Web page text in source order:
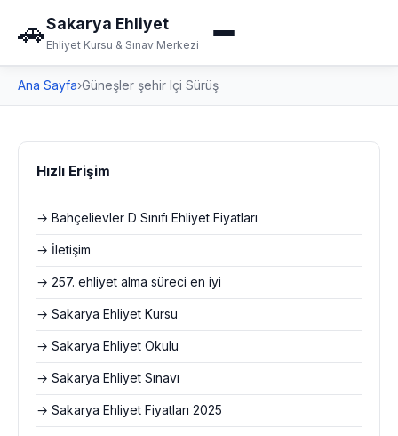
🚗Sakarya Ehliyet
Ehliyet Kursu & Sınav Merkezi
Ana Sayfa›Güneşler şehir Içi Sürüş
Hızlı Erişim
→ Bahçelievler D Sınıfı Ehliyet Fiyatları
→ İletişim
→ 257. ehliyet alma süreci en iyi
→ Sakarya Ehliyet Kursu
→ Sakarya Ehliyet Okulu
→ Sakarya Ehliyet Sınavı
→ Sakarya Ehliyet Fiyatları 2025